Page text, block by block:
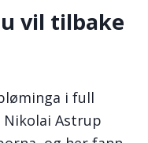
vil tilbake
i full
Nikolai Astrup